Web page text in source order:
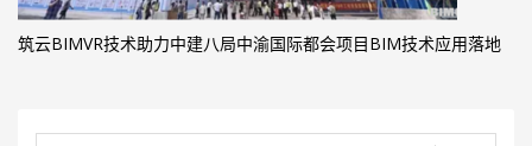
筑云BIMVR技术助力中建八局中渝国际都会项目BIM技术应用落地